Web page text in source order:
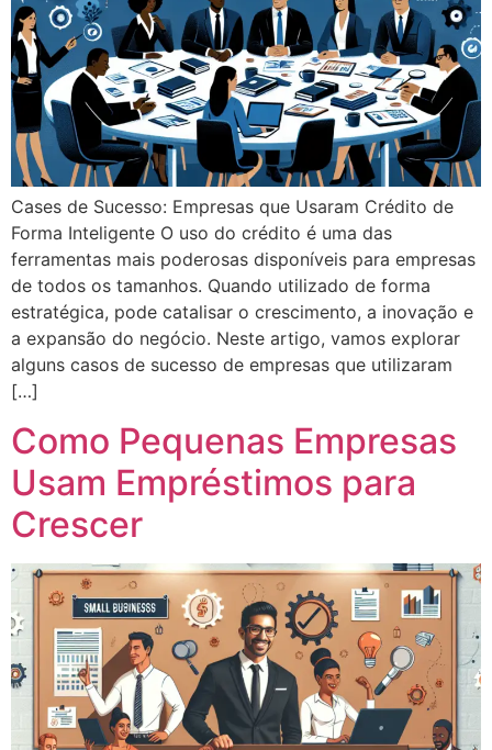
Cases de Sucesso: Empresas que Usaram Crédito de
Forma Inteligente O uso do crédito é uma das
ferramentas mais poderosas disponíveis para empresas
de todos os tamanhos. Quando utilizado de forma
estratégica, pode catalisar o crescimento, a inovação e
a expansão do negócio. Neste artigo, vamos explorar
alguns casos de sucesso de empresas que utilizaram
[…]
Como Pequenas Empresas
Usam Empréstimos para
Crescer